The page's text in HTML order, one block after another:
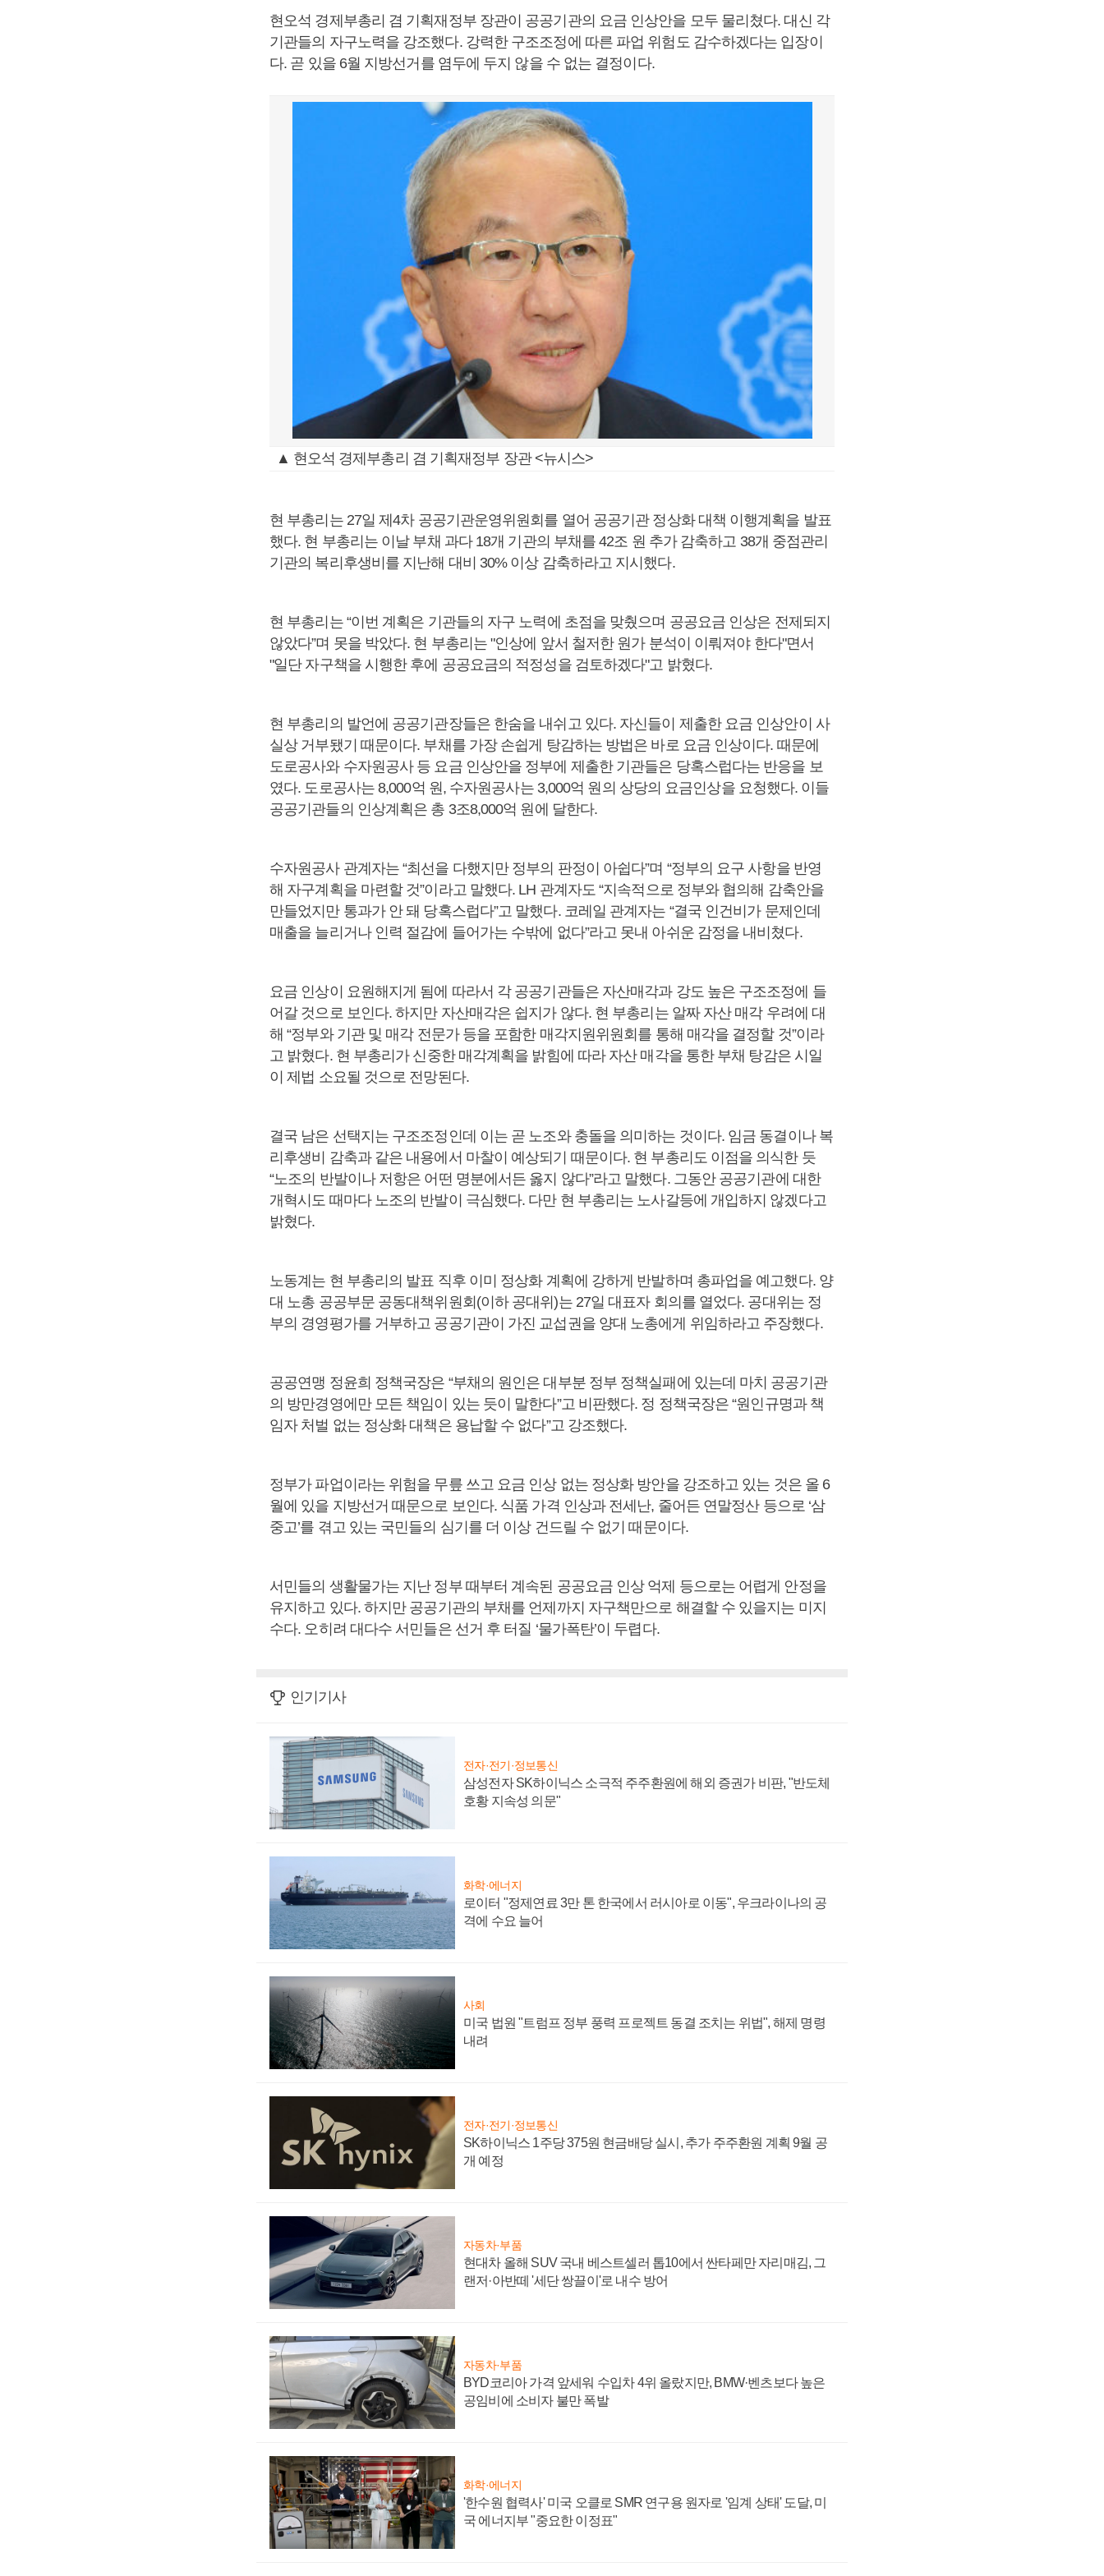
현오석 경제부총리 겸 기획재정부 장관이 공공기관의 요금 인상안을 모두 물리쳤다. 대신 각
기관들의 자구노력을 강조했다. 강력한 구조조정에 따른 파업 위험도 감수하겠다는 입장이
다. 곧 있을 6월 지방선거를 염두에 두지 않을 수 없는 결정이다.
▲ 현오석 경제부총리 겸 기획재정부 장관 <뉴시스>
현 부총리는 27일 제4차 공공기관운영위원회를 열어 공공기관 정상화 대책 이행계획을 발표
했다. 현 부총리는 이날 부채 과다 18개 기관의 부채를 42조 원 추가 감축하고 38개 중점관리
기관의 복리후생비를 지난해 대비 30% 이상 감축하라고 지시했다.
현 부총리는 “이번 계획은 기관들의 자구 노력에 초점을 맞췄으며 공공요금 인상은 전제되지
않았다”며 못을 박았다. 현 부총리는 "인상에 앞서 철저한 원가 분석이 이뤄져야 한다"면서
"일단 자구책을 시행한 후에 공공요금의 적정성을 검토하겠다"고 밝혔다.
현 부총리의 발언에 공공기관장들은 한숨을 내쉬고 있다. 자신들이 제출한 요금 인상안이 사
실상 거부됐기 때문이다. 부채를 가장 손쉽게 탕감하는 방법은 바로 요금 인상이다. 때문에
도로공사와 수자원공사 등 요금 인상안을 정부에 제출한 기관들은 당혹스럽다는 반응을 보
였다. 도로공사는 8,000억 원, 수자원공사는 3,000억 원의 상당의 요금인상을 요청했다. 이들
공공기관들의 인상계획은 총 3조8,000억 원에 달한다.
수자원공사 관계자는 “최선을 다했지만 정부의 판정이 아쉽다”며 “정부의 요구 사항을 반영
해 자구계획을 마련할 것”이라고 말했다. LH 관계자도 “지속적으로 정부와 협의해 감축안을
만들었지만 통과가 안 돼 당혹스럽다”고 말했다. 코레일 관계자는 “결국 인건비가 문제인데
매출을 늘리거나 인력 절감에 들어가는 수밖에 없다”라고 못내 아쉬운 감정을 내비쳤다.
요금 인상이 요원해지게 됨에 따라서 각 공공기관들은 자산매각과 강도 높은 구조조정에 들
어갈 것으로 보인다. 하지만 자산매각은 쉽지가 않다. 현 부총리는 알짜 자산 매각 우려에 대
해 “정부와 기관 및 매각 전문가 등을 포함한 매각지원위원회를 통해 매각을 결정할 것”이라
고 밝혔다. 현 부총리가 신중한 매각계획을 밝힘에 따라 자산 매각을 통한 부채 탕감은 시일
이 제법 소요될 것으로 전망된다.
결국 남은 선택지는 구조조정인데 이는 곧 노조와 충돌을 의미하는 것이다. 임금 동결이나 복
리후생비 감축과 같은 내용에서 마찰이 예상되기 때문이다. 현 부총리도 이점을 의식한 듯
“노조의 반발이나 저항은 어떤 명분에서든 옳지 않다”라고 말했다. 그동안 공공기관에 대한
개혁시도 때마다 노조의 반발이 극심했다. 다만 현 부총리는 노사갈등에 개입하지 않겠다고
밝혔다.
노동계는 현 부총리의 발표 직후 이미 정상화 계획에 강하게 반발하며 총파업을 예고했다. 양
대 노총 공공부문 공동대책위원회(이하 공대위)는 27일 대표자 회의를 열었다. 공대위는 정
부의 경영평가를 거부하고 공공기관이 가진 교섭권을 양대 노총에게 위임하라고 주장했다.
공공연맹 정윤희 정책국장은 “부채의 원인은 대부분 정부 정책실패에 있는데 마치 공공기관
의 방만경영에만 모든 책임이 있는 듯이 말한다”고 비판했다. 정 정책국장은 “원인규명과 책
임자 처벌 없는 정상화 대책은 용납할 수 없다”고 강조했다.
정부가 파업이라는 위험을 무릎 쓰고 요금 인상 없는 정상화 방안을 강조하고 있는 것은 올 6
월에 있을 지방선거 때문으로 보인다. 식품 가격 인상과 전세난, 줄어든 연말정산 등으로 ‘삼
중고’를 겪고 있는 국민들의 심기를 더 이상 건드릴 수 없기 때문이다.
서민들의 생활물가는 지난 정부 때부터 계속된 공공요금 인상 억제 등으로는 어렵게 안정을
유지하고 있다. 하지만 공공기관의 부채를 언제까지 자구책만으로 해결할 수 있을지는 미지
수다. 오히려 대다수 서민들은 선거 후 터질 ‘물가폭탄’이 두렵다.
인기기사
전자·전기·정보통신
삼성전자 SK하이닉스 소극적 주주환원에 해외 증권가 비판, "반도체
호황 지속성 의문"
화학·에너지
로이터 "정제연료 3만 톤 한국에서 러시아로 이동", 우크라이나의 공
격에 수요 늘어
사회
미국 법원 "트럼프 정부 풍력 프로젝트 동결 조치는 위법", 해제 명령
내려
전자·전기·정보통신
SK하이닉스 1주당 375원 현금배당 실시, 추가 주주환원 계획 9월 공
개 예정
자동차·부품
현대차 올해 SUV 국내 베스트셀러 톱10에서 싼타페만 자리매김, 그
랜저·아반떼 '세단 쌍끌이'로 내수 방어
자동차·부품
BYD코리아 가격 앞세워 수입차 4위 올랐지만, BMW·벤츠보다 높은
공임비에 소비자 불만 폭발
화학·에너지
'한수원 협력사' 미국 오클로 SMR 연구용 원자로 '임계 상태' 도달, 미
국 에너지부 "중요한 이정표"